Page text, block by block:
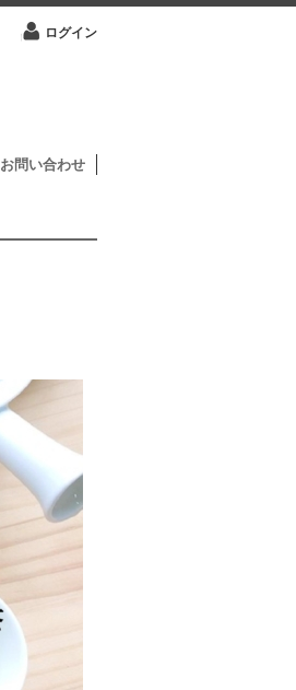
ログイン
お問い合わせ